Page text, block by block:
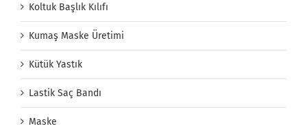
Koltuk Başlık Kılıfı
Kumaş Maske Üretimi
Kütük Yastık
Lastik Saç Bandı
Maske